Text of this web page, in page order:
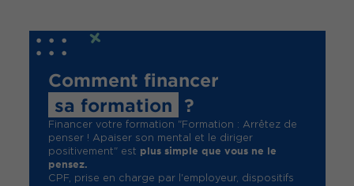
Comment financer
sa formation
?
Financer votre formation "Formation : Arrêtez de
penser ! Apaiser son mental et le diriger
positivement" est plus simple que vous ne le
pensez.
CPF, prise en charge par l'employeur, dispositifs